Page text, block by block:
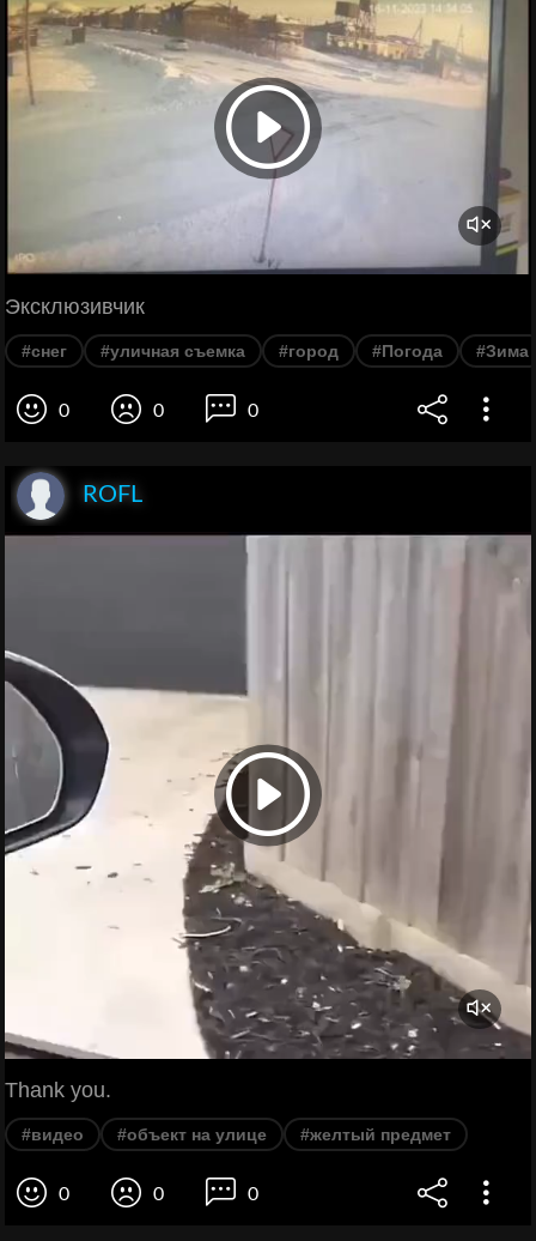
Эксклюзивчик
#снег #уличная съемка #город #Погода #Зима
0 0 0
ROFL
Thank you.
#видео #объект на улице #желтый предмет
0 0 0